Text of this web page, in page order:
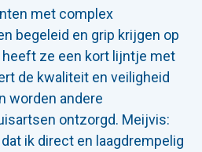
met complex
begeleid en grip krijgen op
heeft ze een kort lijntje met
de kwaliteit en veiligheid
worden andere
ontzorgd. Meijvis:
ik direct en laagdrempelig